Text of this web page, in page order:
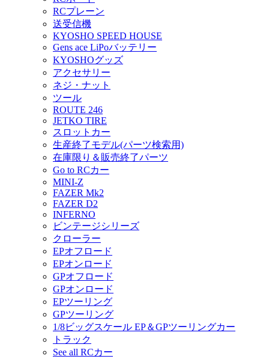
RCプレーン
送受信機
KYOSHO SPEED HOUSE
Gens ace LiPoバッテリー
KYOSHOグッズ
アクセサリー
ネジ・ナット
ツール
ROUTE 246
JETKO TIRE
スロットカー
生産終了モデル(パーツ検索用)
在庫限り＆販売終了パーツ
Go to RCカー
MINI-Z
FAZER Mk2
FAZER D2
INFERNO
ビンテージシリーズ
クローラー
EPオフロード
EPオンロード
GPオフロード
GPオンロード
EPツーリング
GPツーリング
1/8ビッグスケール EP＆GPツーリングカー
トラック
See all RCカー